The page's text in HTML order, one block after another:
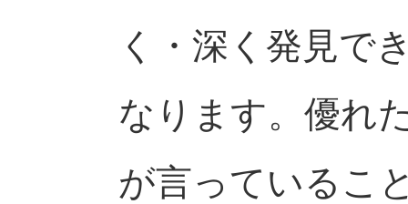
く・深く発見で
なります。優れ
が言っているこ